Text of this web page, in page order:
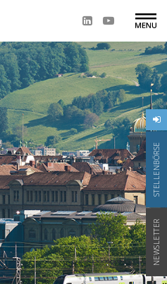
STELLENBÖRSE
NEWSLETTER